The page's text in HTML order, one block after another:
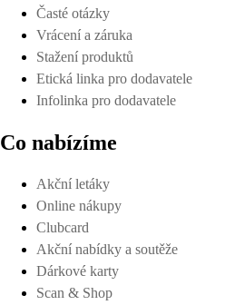
Časté otázky
Vrácení a záruka
Stažení produktů
Etická linka pro dodavatele
Infolinka pro dodavatele
Co nabízíme
Akční letáky
Online nákupy
Clubcard
Akční nabídky a soutěže
Dárkové karty
Scan & Shop